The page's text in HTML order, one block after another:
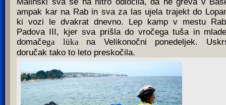
ampak kar na Rab in sva za las ujela trajekt do
ki vozi le dvakrat dnevno. Lep kamp v mestu
Padova III, kjer sva prišla do vročega tuša in
domačega lüka na Velikonočni ponedeljek.
doručak tako to leto preskočila.